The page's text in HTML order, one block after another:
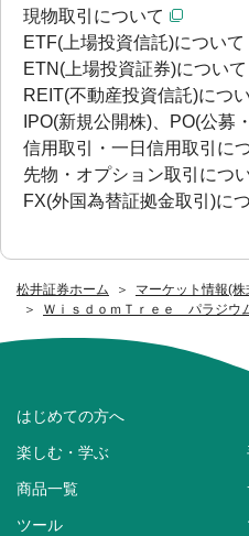
松井証券ホーム
マーケット情報(
ＷｉｓｄｏｍＴｒｅｅ パラジウ
現物取引について
ETF(上場投資信託)について
ETN(上場投資証券)について
REIT(不動産投資信託)につ
IPO(新規公開株)、PO(公募
信用取引・一日信用取引に
先物・オプション取引につ
FX(外国為替証拠金取引)に
はじめての方へ
楽しむ・学ぶ
商品一覧
ツール